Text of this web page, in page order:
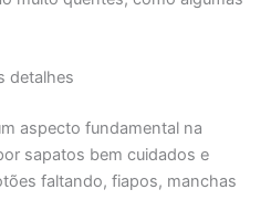
detalhes
aspecto fundamental na
sapatos bem cuidados e
faltando, fiapos, manchas